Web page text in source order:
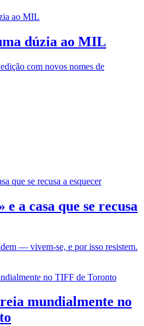
dúzia ao MIL
com novos nomes de
a casa que se recusa
— vivem-se, e por isso resistem.
mundialmente no